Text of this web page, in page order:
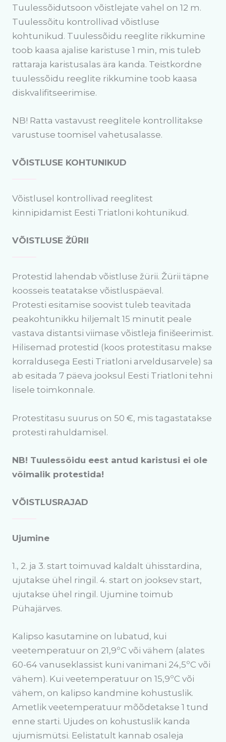
Tuulessõidutsoon võistlejate vahel on 12 m.
Tuulessõitu kontrollivad võistluse
kohtunikud. Tuulessõidu reeglite rikkumine
toob kaasa ajalise karistuse 1 min, mis tuleb
rattaraja karistusalas ära kanda. Teistkordne
tuulessõidu reeglite rikkumine toob kaasa
diskvalifitseerimise.
NB! Ratta vastavust reeglitele kontrollitakse
varustuse toomisel vahetusalasse.
VÕISTLUSE KOHTUNIKUD
Võistlusel kontrollivad reeglitest
kinnipidamist Eesti Triatloni kohtunikud.
VÕISTLUSE ŽÜRII
Protestid lahendab võistluse žürii. Žürii täpne
koosseis teatatakse võistluspäeval.
Protesti esitamise soovist tuleb teavitada
peakohtunikku hiljemalt 15 minutit peale
vastava distantsi viimase võistleja finišeerimist.
Hilisemad protestid (koos protestitasu makse
korraldusega Eesti Triatloni arveldusarvele) sa
ab esitada 7 päeva jooksul Eesti Triatloni tehni
lisele toimkonnale.
Protestitasu suurus on 50 €, mis tagastatakse
protesti rahuldamisel.
NB! Tuulessõidu eest antud karistusi ei ole
võimalik protestida!
VÕISTLUSRAJAD
Ujumine
1., 2. ja 3. start toimuvad kaldalt ühisstardina,
ujutakse ühel ringil. 4. start on jooksev start,
ujutakse ühel ringil. Ujumine toimub
Pühajärves.
Kalipso kasutamine on lubatud, kui
veetemperatuur on 21,9ºC või vähem (alates
60-64 vanuseklassist kuni vanimani 24,5ºC või
vähem). Kui veetemperatuur on 15,9ºC või
vähem, on kalipso kandmine kohustuslik.
Ametlik veetemperatuur mõõdetakse 1 tund
enne starti. Ujudes on kohustuslik kanda
ujumismütsi. Eelistatult kannab osaleja